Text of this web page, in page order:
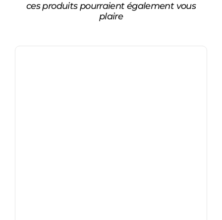
ces produits pourraient également vous
plaire